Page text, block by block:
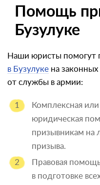
Помощь
Бузулуке
Наши юристы помогут
в Бузулуке на
от службы в армии:
Комплексная или
юридическая
призывникам на
призыва.
Правовая
в подготовке